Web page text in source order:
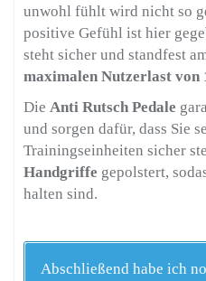
unwohl fühlt wird nicht so
positive Gefühl ist hier
steht sicher und standfest
maximalen Nutzerlast von
Die Anti Rutsch Pedale
und sorgen dafür, dass Sie
Trainingseinheiten sicher
Handgriffe gepolstert,
halten sind.
Abschließend habe ich